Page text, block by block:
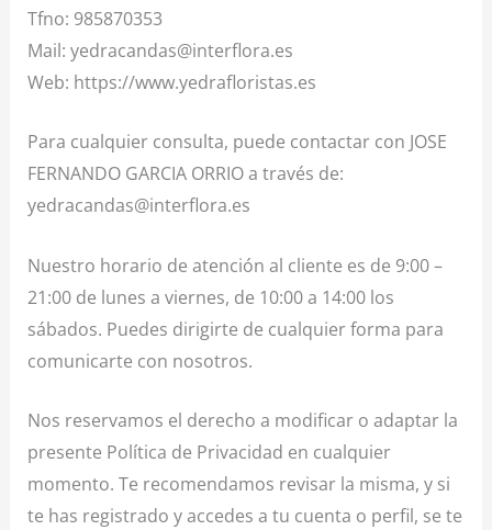
Tfno: 985870353
Mail: yedracandas@interflora.es
Web: https://www.yedrafloristas.es
Para cualquier consulta, puede contactar con JOSE
FERNANDO GARCIA ORRIO a través de:
yedracandas@interflora.es
Nuestro horario de atención al cliente es de 9:00 –
21:00 de lunes a viernes, de 10:00 a 14:00 los
sábados. Puedes dirigirte de cualquier forma para
comunicarte con nosotros.
Nos reservamos el derecho a modificar o adaptar la
presente Política de Privacidad en cualquier
momento. Te recomendamos revisar la misma, y si
te has registrado y accedes a tu cuenta o perfil, se te